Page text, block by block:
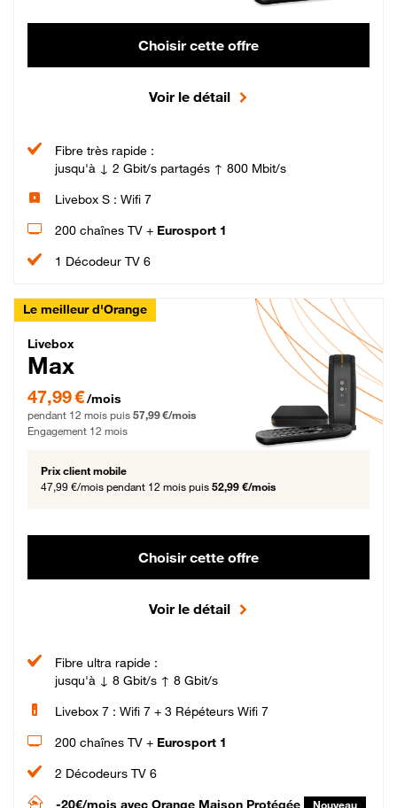
Choisir cette offre
Voir le détail
Fibre très rapide :
jusqu'à ↓ 2 Gbit/s partagés ↑ 800 Mbit/s
Livebox S : Wifi 7
200 chaînes TV + Eurosport 1
1 Décodeur TV 6
Le meilleur d'Orange
Livebox Max Fibre
Livebox
Max
47,99 € par mois pendant 12 mois puis 57,99 € par mois, Engagement 12 mois
47,99 €/mois
pendant 12 mois puis 57,99 €/mois
Engagement 12 mois
Prix client mobile
47,99 €/mois pendant 12 mois puis 52,99 €/mois
Choisir cette offre
Voir le détail
Fibre ultra rapide :
jusqu'à ↓ 8 Gbit/s ↑ 8 Gbit/s
Livebox 7 : Wifi 7 + 3 Répéteurs Wifi 7
200 chaînes TV + Eurosport 1
2 Décodeurs TV 6
-20€/mois avec Orange Maison Protégée Nouveau